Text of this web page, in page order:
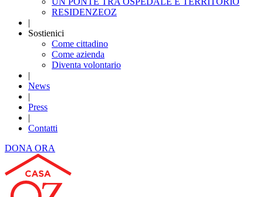
RESIDENZEOZ
|
Sostienici
Come cittadino
Come azienda
Diventa volontario
|
News
|
Press
|
Contatti
DONA ORA